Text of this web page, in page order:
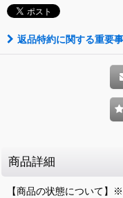
返品特約に関する重要
商品詳細
【商品の状態について】